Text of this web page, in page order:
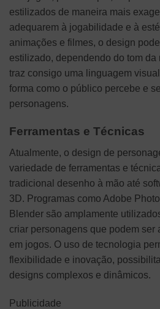
estilizados de maneira mais
adequarem à jogabilidade e à
animações e filmes, o design
estilizado, dependendo do tom da
traz consigo uma linguagem
forma como o público percebe e
personagens.
Ferramentas e Técnicas
Atualmente, o design de
variedade de ferramentas e
tradicional desenho à mão até
3D. Programas como Adobe
Blender são amplamente
criar personagens que podem ser
em jogos. O uso de tecnologia
flexibilidade e inovação,
designs complexos e dinâmicos.
Publicidade